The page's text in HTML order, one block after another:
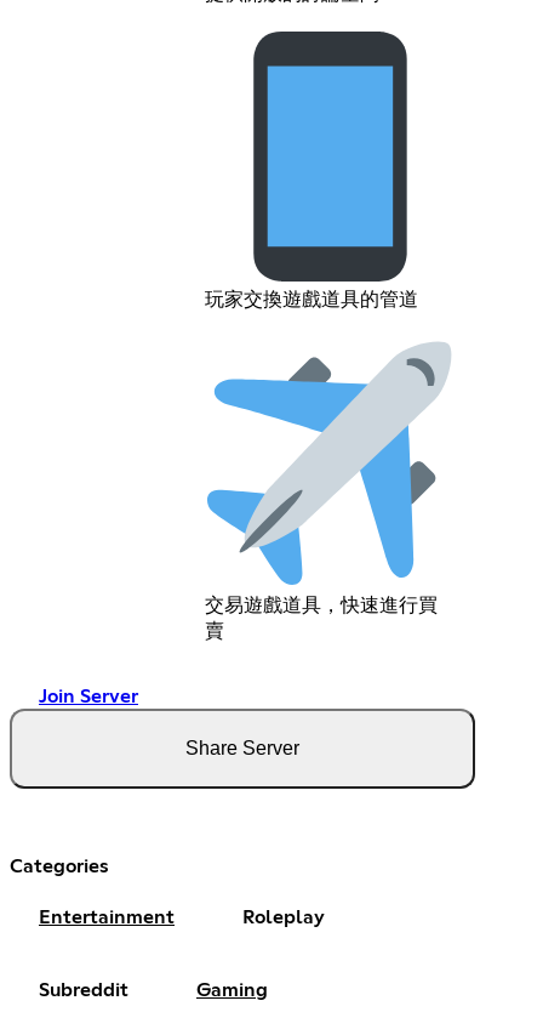
玩家交換遊戲道具的管道
交易遊戲道具，快速進行買
賣
Join Server
Share Server
Categories
Entertainment Roleplay
Subreddit Gaming